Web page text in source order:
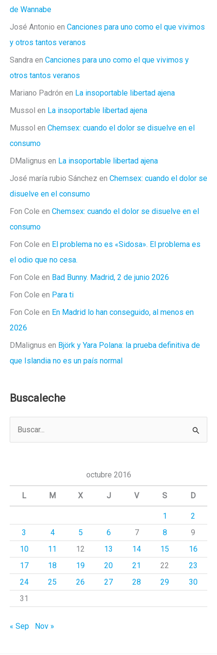
sí,
de Wannabe
José Antonio en Canciones para uno como el que vivimos
y otros tantos veranos
Sandra en Canciones para uno como el que vivimos y
otros tantos veranos
Mariano Padrón en La insoportable libertad ajena
Mussol en La insoportable libertad ajena
Mussol en Chemsex: cuando el dolor se disuelve en el
consumo
DMalignus en La insoportable libertad ajena
José maría rubio Sánchez en Chemsex: cuando el dolor se
disuelve en el consumo
Fon Cole en Chemsex: cuando el dolor se disuelve en el
consumo
Fon Cole en El problema no es «Sidosa». El problema es
el odio que no cesa.
Fon Cole en Bad Bunny. Madrid, 2 de junio 2026
Fon Cole en Para ti
Fon Cole en En Madrid lo han conseguido, al menos en
2026
DMalignus en Björk y Yara Polana: la prueba definitiva de
que Islandia no es un país normal
Buscaleche
a
octubre 2016
L M X J V S D
1
2
3
4 5 6 7 8
9
10
11 12 13 14 15
16
17
18 19 20 21 22
23
24
25 26 27 28 29
30
31
« Sep Nov »